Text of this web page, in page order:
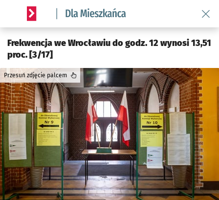
Serwis informacyjny wroclaw.pl podserwis: Dla mieszkańca
Frekwencja we Wrocławiu do godz. 12 wynosi 13,51
proc. [3/17]
Przesuń zdjęcie palcem